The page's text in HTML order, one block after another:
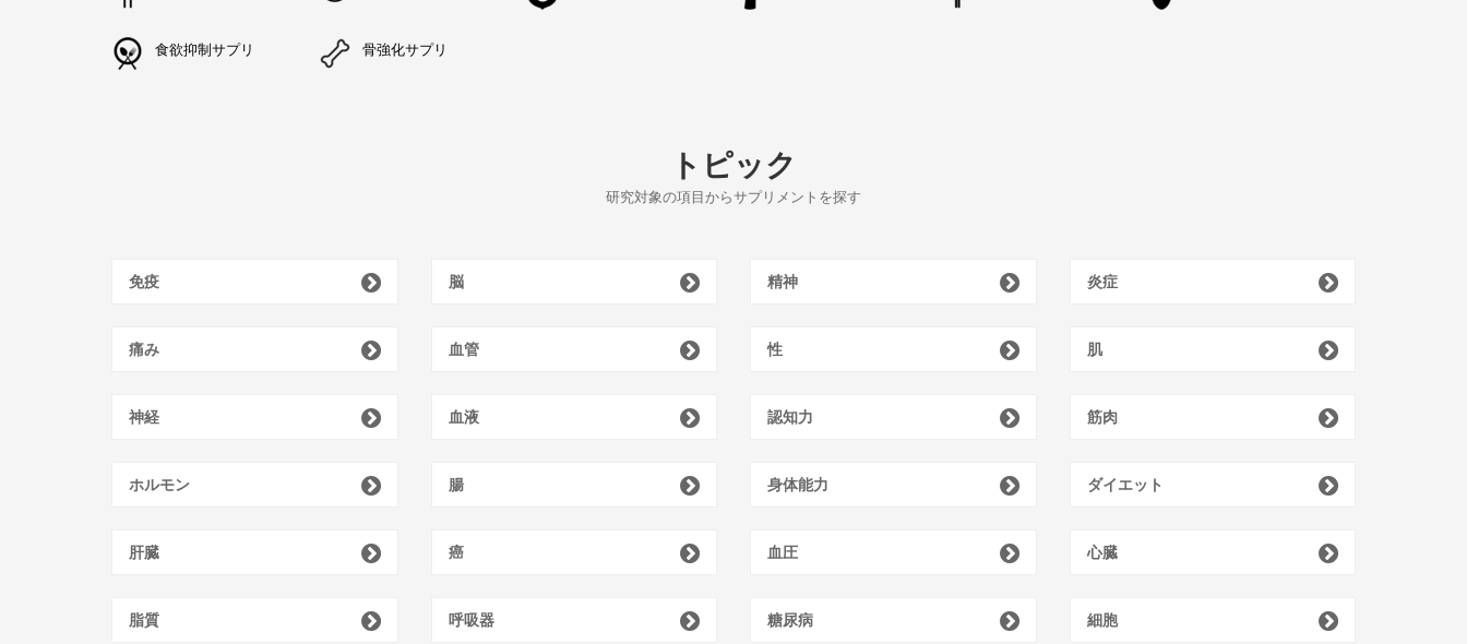
食欲抑制サプリ 骨強化サプリ
トピック
研究対象の項目からサプリメントを探す
免疫
痛み
神経
ホルモン
肝臓
脂質
脳
血管
血液
腸
癌
呼吸器
精神
性
認知力
身体能力
血圧
糖尿病
炎症
肌
筋肉
ダイエット
心臓
細胞